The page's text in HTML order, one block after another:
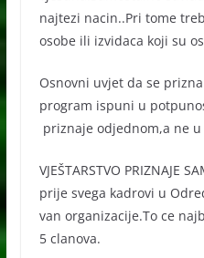
najtezi nacin..Pri tome
osobe ili izvidaca koji su
Osnovni uvjet da se
program ispuni u
priznaje odjednom,a ne
VJEŠTARSTVO PRIZNAJE
prije svega kadrovi u
van organizacije.To ce
5 clanova.